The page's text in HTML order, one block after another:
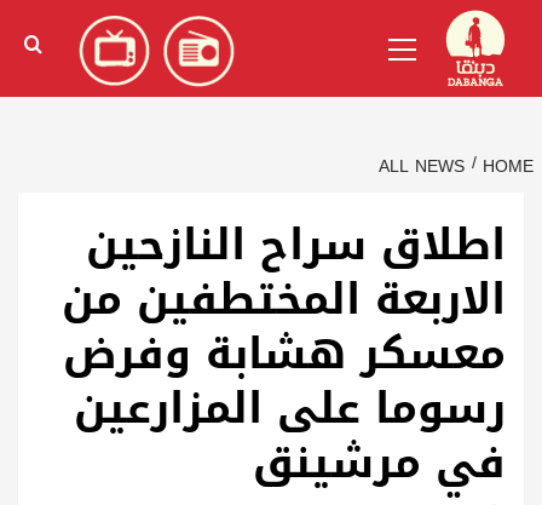
content
الإنجليزية)
Menu
HOME
ALL NEWS
اطلاق سراح النازحين
الاربعة المختطفين من
معسكر هشابة وفرض
رسوما على المزارعين
في مرشينق